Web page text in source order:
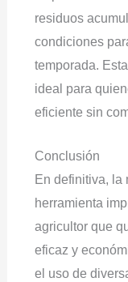
residuos
condiciones
temporada.
ideal para
eficiente sin
Conclusión
En definitiva, la
herramienta
agricultor que
eficaz y
el uso de